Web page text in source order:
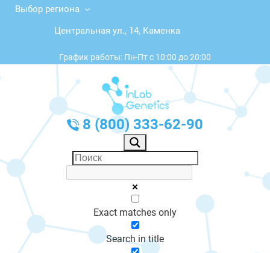
Выбор региона
Центральная ул., 14, Каменка
График работы: Пн-Пт с 10:00 до 20:00
8 (800) 333-62-90
Exact matches only
Search in title